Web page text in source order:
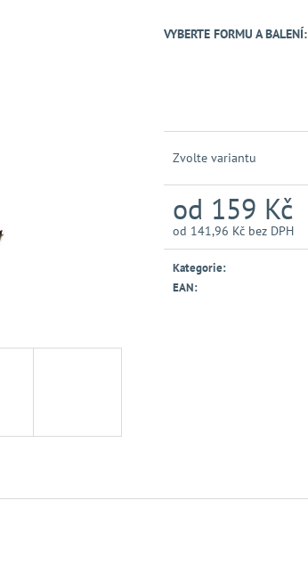
VYBERTE FORMU A BALENÍ:
Zvolte variantu
od 159 Kč
od 141,96 Kč bez DPH
Měrná
cena:
Kategorie:
EAN: